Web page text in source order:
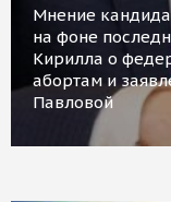
Мнение
на фоне
Кирилла о
абортам и
Павловой